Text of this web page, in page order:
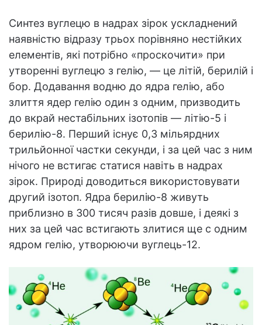
Синтез вуглецю в надрах зірок ускладнений
наявністю відразу трьох порівняно нестійких
елементів, які потрібно «проскочити» при
утворенні вуглецю з гелію, — це літій, берилій і
бор. Додавання водню до ядра гелію, або
злиття ядер гелію один з одним, призводить
до вкрай нестабільних ізотопів — літію-5 і
берилію-8. Перший існує 0,3 мільярдних
трильйонної частки секунди, і за цей час з ним
нічого не встигає статися навіть в надрах
зірок. Природі доводиться використовувати
другий ізотоп. Ядра берилію-8 живуть
приблизно в 300 тисяч разів довше, і деякі з
них за цей час встигають злитися ще c одним
ядром гелію, утворюючи вуглець-12.